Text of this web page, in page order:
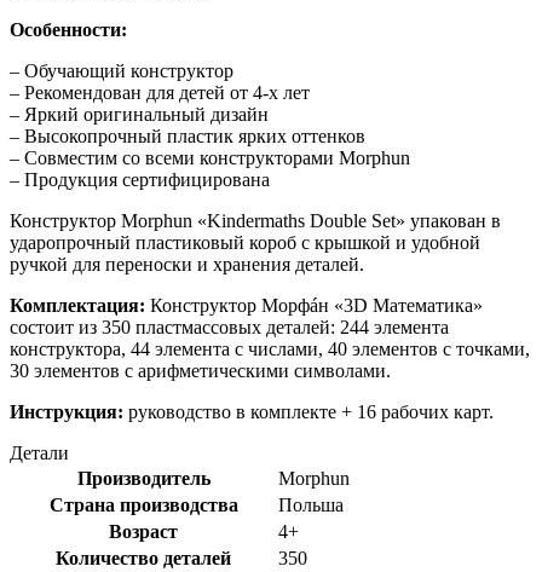
Особенности:
– Обучающий конструктор
– Рекомендован для детей от 4-х лет
– Яркий оригинальный дизайн
– Высокопрочный пластик ярких оттенков
– Совместим со всеми конструкторами Morphun
– Продукция сертифицирована
Конструктор Morphun «Kindermaths Double Set» упакован в
ударопрочный пластиковый короб с крышкой и удобной
ручкой для переноски и хранения деталей.
Комплектация: Конструктор Морфáн «3D Математика»
состоит из 350 пластмассовых деталей: 244 элемента
конструктора, 44 элемента с числами, 40 элементов с точками,
30 элементов с арифметическими символами.
Инструкция: руководство в комплекте + 16 рабочих карт.
Детали
Производитель
Morphun
Страна производства
Польша
Возраст
4+
Количество деталей
350